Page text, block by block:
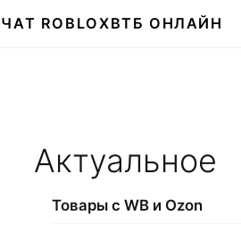
ЧАТ ROBLOXВТБ ОНЛАЙН
Актуальное
Товары с WB и Ozon